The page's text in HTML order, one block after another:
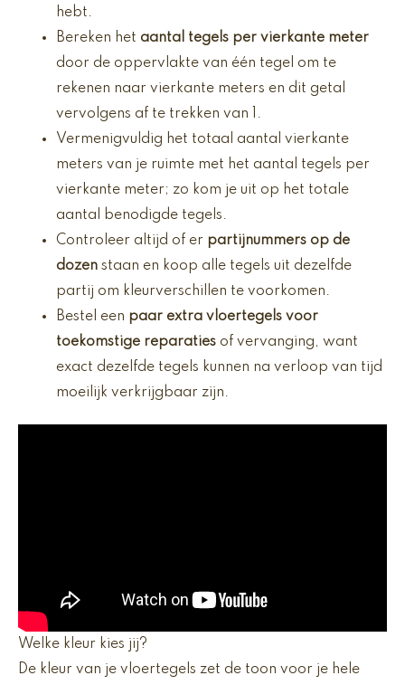
hebt.
Bereken het aantal tegels per vierkante meter
door de oppervlakte van één tegel om te
rekenen naar vierkante meters en dit getal
vervolgens af te trekken van 1.
Vermenigvuldig het totaal aantal vierkante
meters van je ruimte met het aantal tegels per
vierkante meter; zo kom je uit op het totale
aantal benodigde tegels.
Controleer altijd of er partijnummers op de
dozen staan en koop alle tegels uit dezelfde
partij om kleurverschillen te voorkomen.
Bestel een paar extra vloertegels voor
toekomstige reparaties of vervanging, want
exact dezelfde tegels kunnen na verloop van tijd
moeilijk verkrijgbaar zijn.
Welke kleur kies jij?
De kleur van je vloertegels zet de toon voor je hele